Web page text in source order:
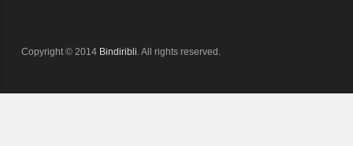
Copyright © 2014 Bindiribli. All rights reserved.